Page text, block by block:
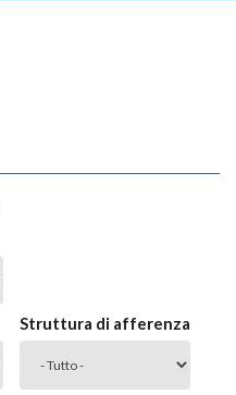
Struttura di afferenza